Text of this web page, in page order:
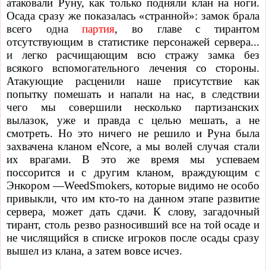
атаковали Руну, как только подняли клан на ноги.
Осада сразу же показалась «странной»: замок брала
всего
однапартия, во главе с тирантом
отсутствующим в статистике персонажей сервера...
и легко расчищающим всю стражу замка без
всякого вспомогательного лечения со стороны.
Атакующие расценили наше присутствие как
попытку помешать и напали на нас, в следствии
чего мы совершили несколько партизанских
вылазок, уже и правда с целью мешать, а не
смотреть. Но это ничего не решило и Руна была
захвачена кланом eNcore, а мы волей случая стали
их врагами. В это же время мы успеваем
поссорится и с другим кланом, враждующим с
Энкором —WeedSmokers, которые видимо не особо
привыкли, что им кто-то на данном этапе развитие
сервера, может дать сдачи. К слову, загадочный
тирант, столь резво разносивший все на той осаде и
не числящийся в списке игроков после осады сразу
вышел из клана, а затем вовсе исчез.